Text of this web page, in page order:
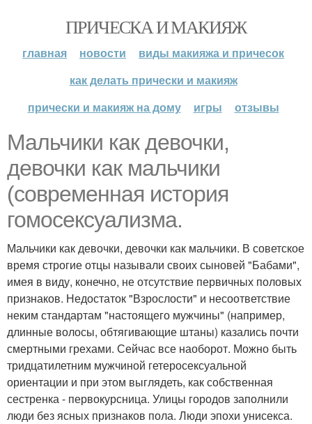
ПРИЧЕСКА И МАКИЯЖ
главная новости
виды макияжа и причесок
как делать прически и макияж
прически и макияж на дому
игры отзывы
Мальчики как девочки,
девочки как мальчики
(современная история
гомосексуализма.
Мальчики как девочки, девочки как мальчики. В советское
время строгие отцы называли своих сыновей "Бабами",
имея в виду, конечно, не отсутствие первичных половых
признаков. Недостаток "Взрослости" и несоответствие
неким стандартам "настоящего мужчины" (например,
длинные волосы, обтягивающие штаны) казались почти
смертными грехами. Сейчас все наоборот. Можно быть
тридцатилетним мужчиной гетеросексуальной
ориентации и при этом выглядеть, как собственная
сестренка - первокурсница. Улицы городов заполнили
люди без ясных признаков пола. Люди эпохи унисекса.